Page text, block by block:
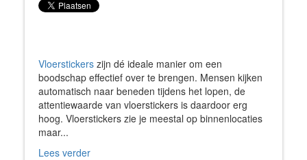
Vloerstickers zijn dé ideale manier om een
boodschap effectief over te brengen. Mensen kijken
automatisch naar beneden tijdens het lopen, de
attentiewaarde van vloerstickers is daardoor erg
hoog. Vloerstickers zie je meestal op binnenlocaties
maar...
Lees verder